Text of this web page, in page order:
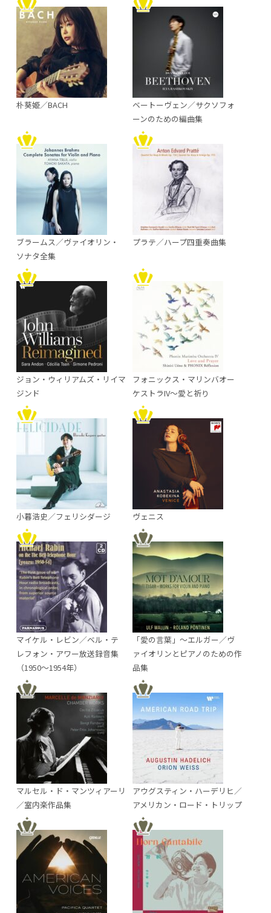
朴葵姫／BACH
ベートーヴェン／サクソフォ
ーンのための編曲集
ブラームス／ヴァイオリン・
ソナタ全集
プラテ／ハープ四重奏曲集
ジョン・ウィリアムズ・リイマ
ジンド
フォニックス・マリンバオー
ケストラIV～愛と祈り
小暮浩史／フェリシダージ ヴェニス
マイケル・レビン／ベル・テ
レフォン・アワー放送録音集
（1950～1954年）
「愛の言葉」～エルガー／ヴ
ァイオリンとピアノのための作
品集
マルセル・ド・マンツィアーリ
／室内楽作品集
アウグスティン・ハーデリヒ／
アメリカン・ロード・トリップ